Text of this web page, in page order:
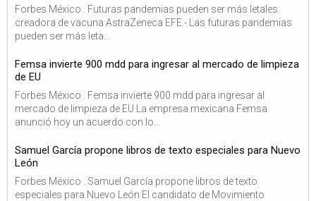
Forbes México . Futuras pandemias pueden ser más letales:
creadora de vacuna AstraZeneca EFE.- Las futuras pandemias
pueden ser más leta...
Femsa invierte 900 mdd para ingresar al mercado de limpieza
de EU
Forbes México . Femsa invierte 900 mdd para ingresar al
mercado de limpieza de EU La empresa mexicana Femsa
anunció hoy un acuerdo con lo...
Samuel García propone libros de texto especiales para Nuevo
León
Forbes México . Samuel García propone libros de texto
especiales para Nuevo León El candidato de Movimiento